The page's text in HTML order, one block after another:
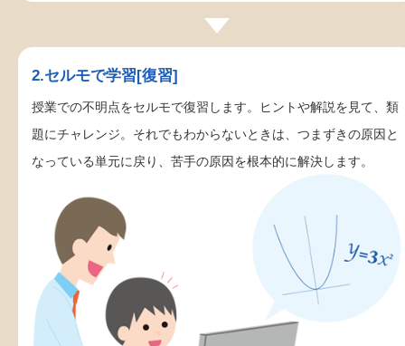
2.セルモで学習[復習]
授業での不明点をセルモで復習します。ヒントや解説を見て、類
題にチャレンジ。それでもわからないときは、つまずきの原因と
なっている単元に戻り、苦手の原因を根本的に解決します。